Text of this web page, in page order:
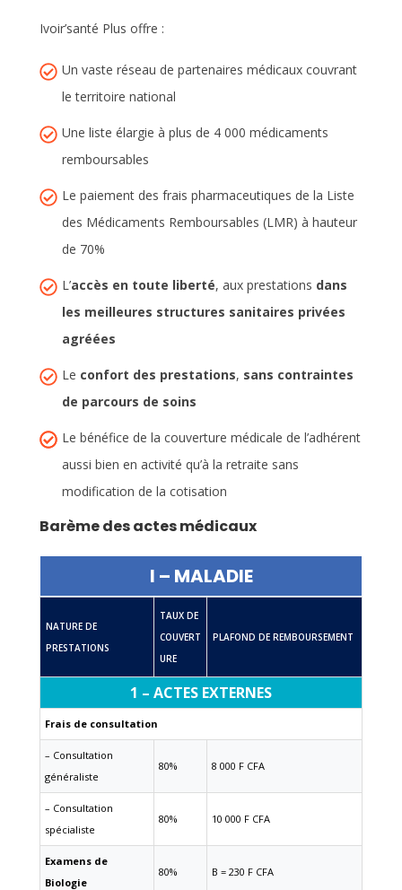
Ivoir’santé Plus offre :
Un vaste réseau de partenaires médicaux couvrant
le territoire national
Une liste élargie à plus de 4 000 médicaments
remboursables
Le paiement des frais pharmaceutiques de la Liste
des Médicaments Remboursables (LMR) à hauteur
de 70%
L’accès en toute liberté, aux prestations dans
les meilleures structures sanitaires privées
agréées
Le confort des prestations, sans contraintes
de parcours de soins
Le bénéfice de la couverture médicale de l’adhérent
aussi bien en activité qu’à la retraite sans
modification de la cotisation
Barème des actes médicaux
I – MALADIE
NATURE DE
PRESTATIONS
TAUX DE
COUVERT
URE
PLAFOND DE REMBOURSEMENT
1 – ACTES EXTERNES
Frais de consultation
– Consultation
généraliste
80% 8 000 F CFA
– Consultation
spécialiste
80% 10 000 F CFA
Examens de
Biologie
80% B = 230 F CFA